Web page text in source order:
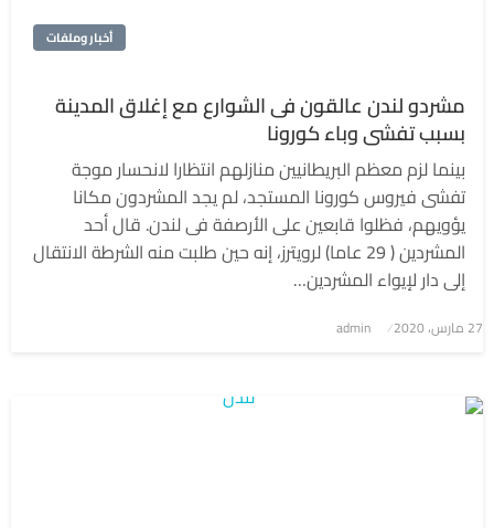
أخبار وملفات
مشردو لندن عالقون فى الشوارع مع إغلاق المدينة
بسبب تفشى وباء كورونا
بينما لزم معظم البريطانيين منازلهم انتظارا لانحسار موجة
تفشى فيروس كورونا المستجد، لم يجد المشردون مكانا
يؤويهم، فظلوا قابعين على الأرصفة فى لندن. قال أحد
المشردين ( 29 عاما) لرويترز، إنه حين طلبت منه الشرطة الانتقال
إلى دار لإيواء المشردين…
نُشر
27 مارس، 2020 admin